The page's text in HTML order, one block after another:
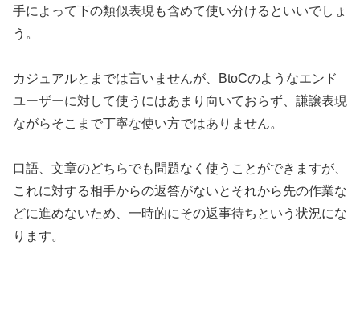
手によって下の類似表現も含めて使い分けるといいでしょ
う。
カジュアルとまでは言いませんが、BtoCのようなエンド
ユーザーに対して使うにはあまり向いておらず、謙譲表現
ながらそこまで丁寧な使い方ではありません。
口語、文章のどちらでも問題なく使うことができますが、
これに対する相手からの返答がないとそれから先の作業な
どに進めないため、一時的にその返事待ちという状況にな
ります。